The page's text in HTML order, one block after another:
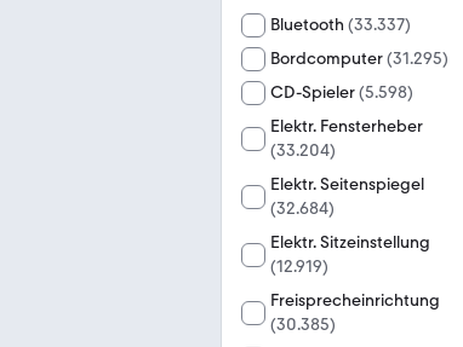
Bluetooth (33.337)
Bordcomputer(31.295)
CD-Spieler(5.598)
Elektr. Fensterheber
(33.204)
Elektr. Seitenspiegel
(32.684)
Elektr. Sitzeinstellung
(12.919)
Freisprecheinrichtung
(30.385)